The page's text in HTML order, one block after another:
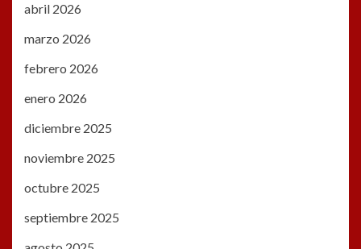
abril 2026
marzo 2026
febrero 2026
enero 2026
diciembre 2025
noviembre 2025
octubre 2025
septiembre 2025